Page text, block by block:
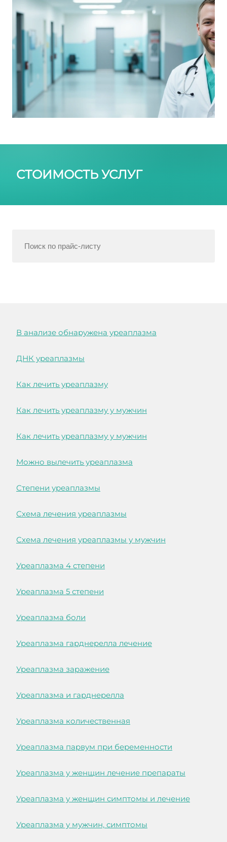
СТОИМОСТЬ УСЛУГ
В анализе обнаружена уреаплазма
ДНК уреаплазмы
Как лечить уреаплазму
Как лечить уреаплазму у мужчин
Как лечить уреаплазму у мужчин
Можно вылечить уреаплазма
Степени уреаплазмы
Схема лечения уреаплазмы
Схема лечения уреаплазмы у мужчин
Уреаплазма 4 степени
Уреаплазма 5 степени
Уреаплазма боли
Уреаплазма гарднерелла лечение
Уреаплазма заражение
Уреаплазма и гарднерелла
Уреаплазма количественная
Уреаплазма парвум при беременности
Уреаплазма у женщин лечение препараты
Уреаплазма у женщин симптомы и лечение
Уреаплазма у мужчин, симптомы